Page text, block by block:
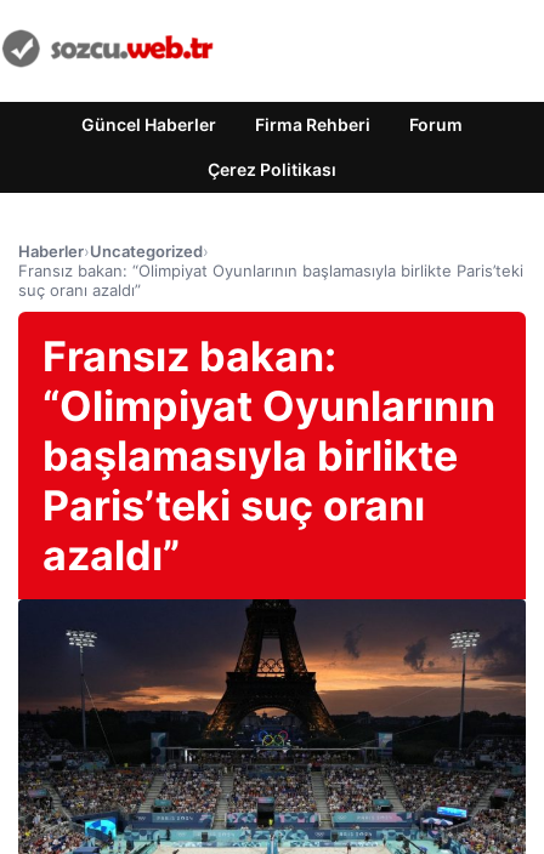
Güncel Haberler Firma Rehberi Forum
Çerez Politikası
Haberler›Uncategorized›
Fransız bakan: “Olimpiyat Oyunlarının başlamasıyla birlikte Paris’teki
suç oranı azaldı”
Fransız bakan:
“Olimpiyat Oyunlarının
başlamasıyla birlikte
Paris’teki suç oranı
azaldı”